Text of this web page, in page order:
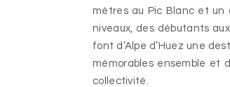
mètres au Pic Blanc et un
niveaux, des débutants
font d’Alpe d’Huez une
mémorables ensemble et
collectivité.